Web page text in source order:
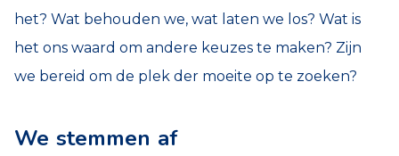
het? Wat behouden we, wat laten we los? Wat is
het ons waard om andere keuzes te maken? Zijn
we bereid om de plek der moeite op te zoeken?
We stemmen af